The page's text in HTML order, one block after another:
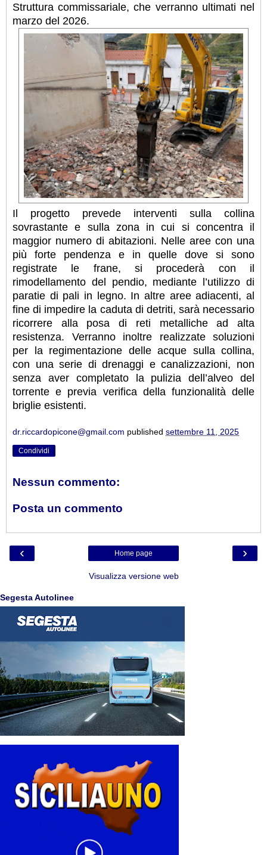
Struttura commissariale, che verranno ultimati nel
marzo del 2026.
Il progetto prevede interventi sulla collina
sovrastante e sulla zona in cui si concentra il
maggior numero di abitazioni. Nelle aree con una
più forte pendenza e in quelle dove si sono
registrate le frane, si procederà con il
rimodellamento del pendio, mediante l’utilizzo di
paratie di pali in legno. In altre aree adiacenti, al
fine di impedire la caduta di detriti, sarà necessario
ricorrere alla posa di reti metalliche ad alta
resistenza. Verranno inoltre realizzate soluzioni
per la regimentazione delle acque sulla collina,
con una serie di drenaggi e canalizzazioni, non
senza aver completato la pulizia dell’alveo del
torrente e previa verifica della funzionalità delle
briglie esistenti.
dr.riccardopicone@gmail.com published settembre 11, 2025
Condividi
Nessun commento:
Posta un commento
‹ ›
Home page
Visualizza versione web
Segesta Autolinee